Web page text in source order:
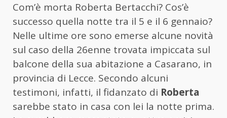
Com’è morta Roberta Bertacchi? Cos’è
successo quella notte tra il 5 e il 6 gennaio?
Nelle ultime ore sono emerse alcune novità
sul caso della 26enne trovata impiccata sul
balcone della sua abitazione a Casarano, in
provincia di Lecce. Secondo alcuni
testimoni, infatti, il fidanzato di Roberta
sarebbe stato in casa con lei la notte prima.